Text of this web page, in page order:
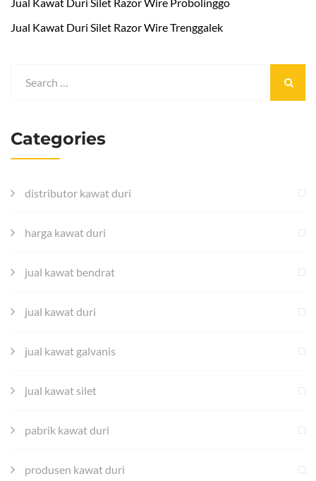
Jual Kawat Duri Silet Razor Wire Trenggalek
Categories
distributor kawat duri
harga kawat duri
jual kawat bendrat
jual kawat duri
jual kawat galvanis
jual kawat silet
pabrik kawat duri
produsen kawat duri